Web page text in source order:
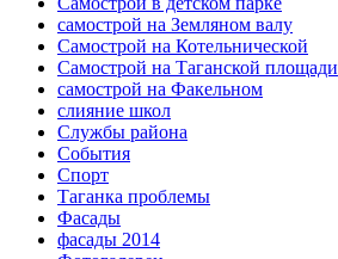
самострой на Земляном валу
Самострой на Котельнической
Самострой на Таганской площади
самострой на Факельном
слияние школ
Службы района
События
Спорт
Таганка проблемы
Фасады
фасады 2014